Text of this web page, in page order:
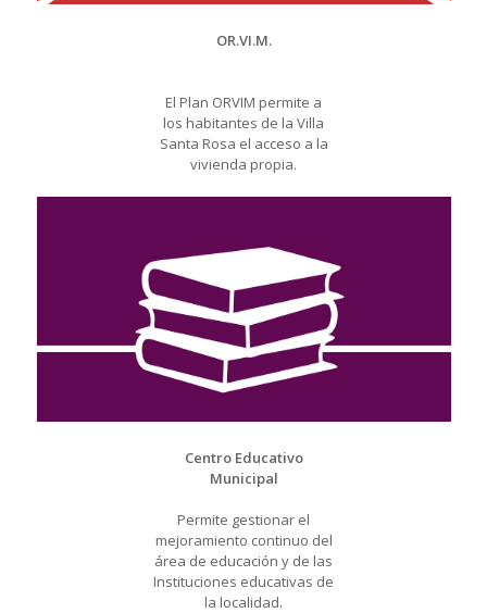
OR.VI.M.
El Plan ORVIM permite a
los habitantes de la Villa
Santa Rosa el acceso a la
vivienda propia.
Centro Educativo
Municipal
Permite gestionar el
mejoramiento continuo del
área de educación y de las
Instituciones educativas de
la localidad.